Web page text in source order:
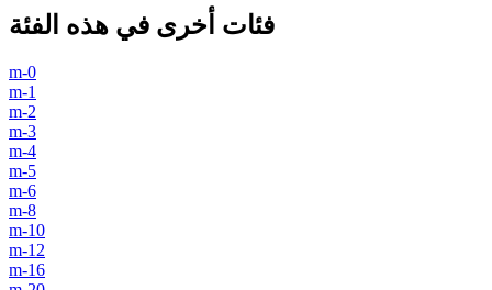
فئات أخرى في هذه الفئة
m-0
m-1
m-2
m-3
m-4
m-5
m-6
m-8
m-10
m-12
m-16